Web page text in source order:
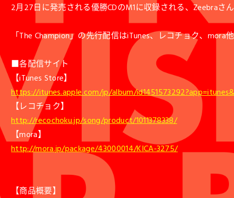
2月27日に発売される優勝CDのM1に収録される、Zeebraさ
「The Champion」の先行配信はiTunes、レコチョク、mora
■各配信サイト
【iTunes Store】
https://itunes.apple.com/jp/album/
【レコチョク】
http://recochoku.jp/song/product/1011378338/
【mora】
http://mora.jp/package/43000014/KICA-3275/
【商品概要】